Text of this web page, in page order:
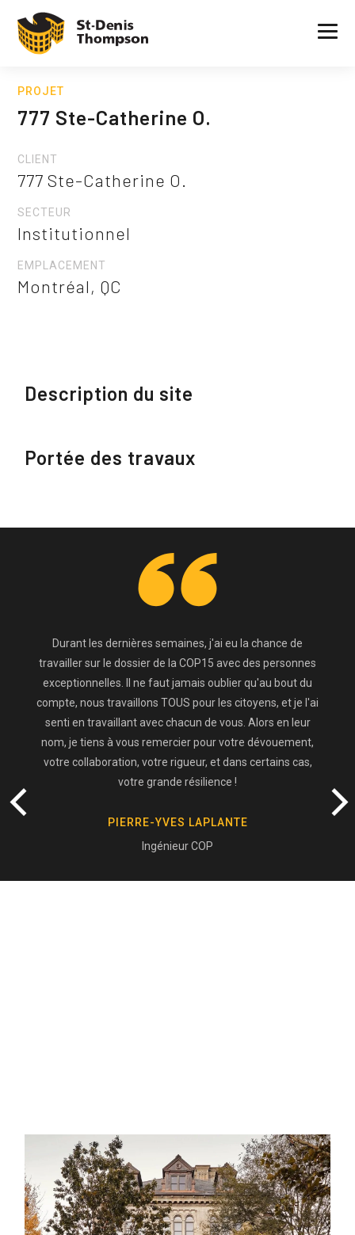
PROJET
777 Ste-Catherine O.
CLIENT
777 Ste-Catherine O.
SECTEUR
Institutionnel
EMPLACEMENT
Montréal, QC
Description du site
Portée des travaux
Durant les dernières semaines, j'ai eu la chance de
travailler sur le dossier de la COP15 avec des personnes
exceptionnelles. Il ne faut jamais oublier qu'au bout du
compte, nous travaillons TOUS pour les citoyens, et je l'ai
senti en travaillant avec chacun de vous. Alors en leur
nom, je tiens à vous remercier pour votre dévouement,
votre collaboration, votre rigueur, et dans certains cas,
votre grande résilience !
PIERRE-YVES LAPLANTE
Ingénieur COP